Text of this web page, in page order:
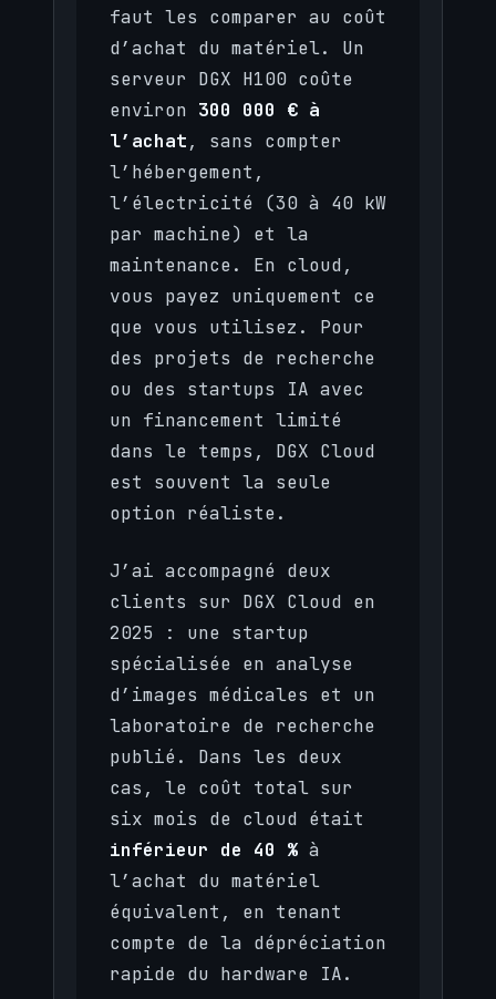
faut les comparer au coût
d’achat du matériel. Un
serveur DGX H100 coûte
environ 300 000 € à
l’achat, sans compter
l’hébergement,
l’électricité (30 à 40 kW
par machine) et la
maintenance. En cloud,
vous payez uniquement ce
que vous utilisez. Pour
des projets de recherche
ou des startups IA avec
un financement limité
dans le temps, DGX Cloud
est souvent la seule
option réaliste.
J’ai accompagné deux
clients sur DGX Cloud en
2025 : une startup
spécialisée en analyse
d’images médicales et un
laboratoire de recherche
publié. Dans les deux
cas, le coût total sur
six mois de cloud était
inférieur de 40 % à
l’achat du matériel
équivalent, en tenant
compte de la dépréciation
rapide du hardware IA.